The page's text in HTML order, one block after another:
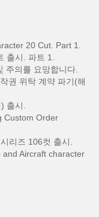
20 Cut. Part 1.
출시. 파트 1.
주의를 요망합니다.
권 위탁 계약 파기(해
출시.
Custom Order
리즈 106컷 출시.
and Aircraft character